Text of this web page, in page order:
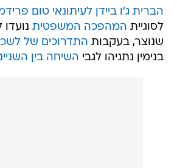
הברית ג'ו ביידן לעיתונאי טום
לסוגיית המהפכה המשפטית
שנוצר, בעקבות התדרוכים של
בנימין נתניהו לגבי השיחה בין